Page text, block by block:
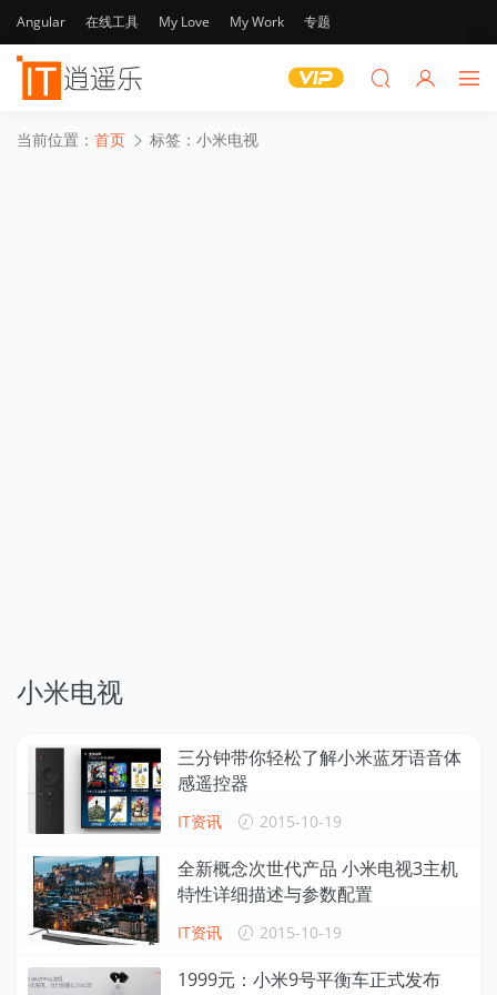
Angular 在线工具 My Love My Work 专题
当前位置： 首页 标签：小米电视
小米电视
三分钟带你轻松了解小米蓝牙语音体
感遥控器
IT资讯 2015-10-19
全新概念次世代产品 小米电视3主机
特性详细描述与参数配置
IT资讯 2015-10-19
1999元：小米9号平衡车正式发布